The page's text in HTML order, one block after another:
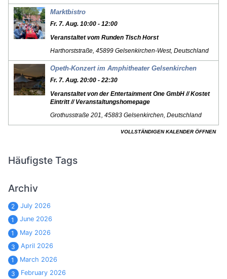
Häufigste Tags
Archiv
2
July 2026
1
June 2026
1
May 2026
3
April 2026
1
March 2026
3
February 2026